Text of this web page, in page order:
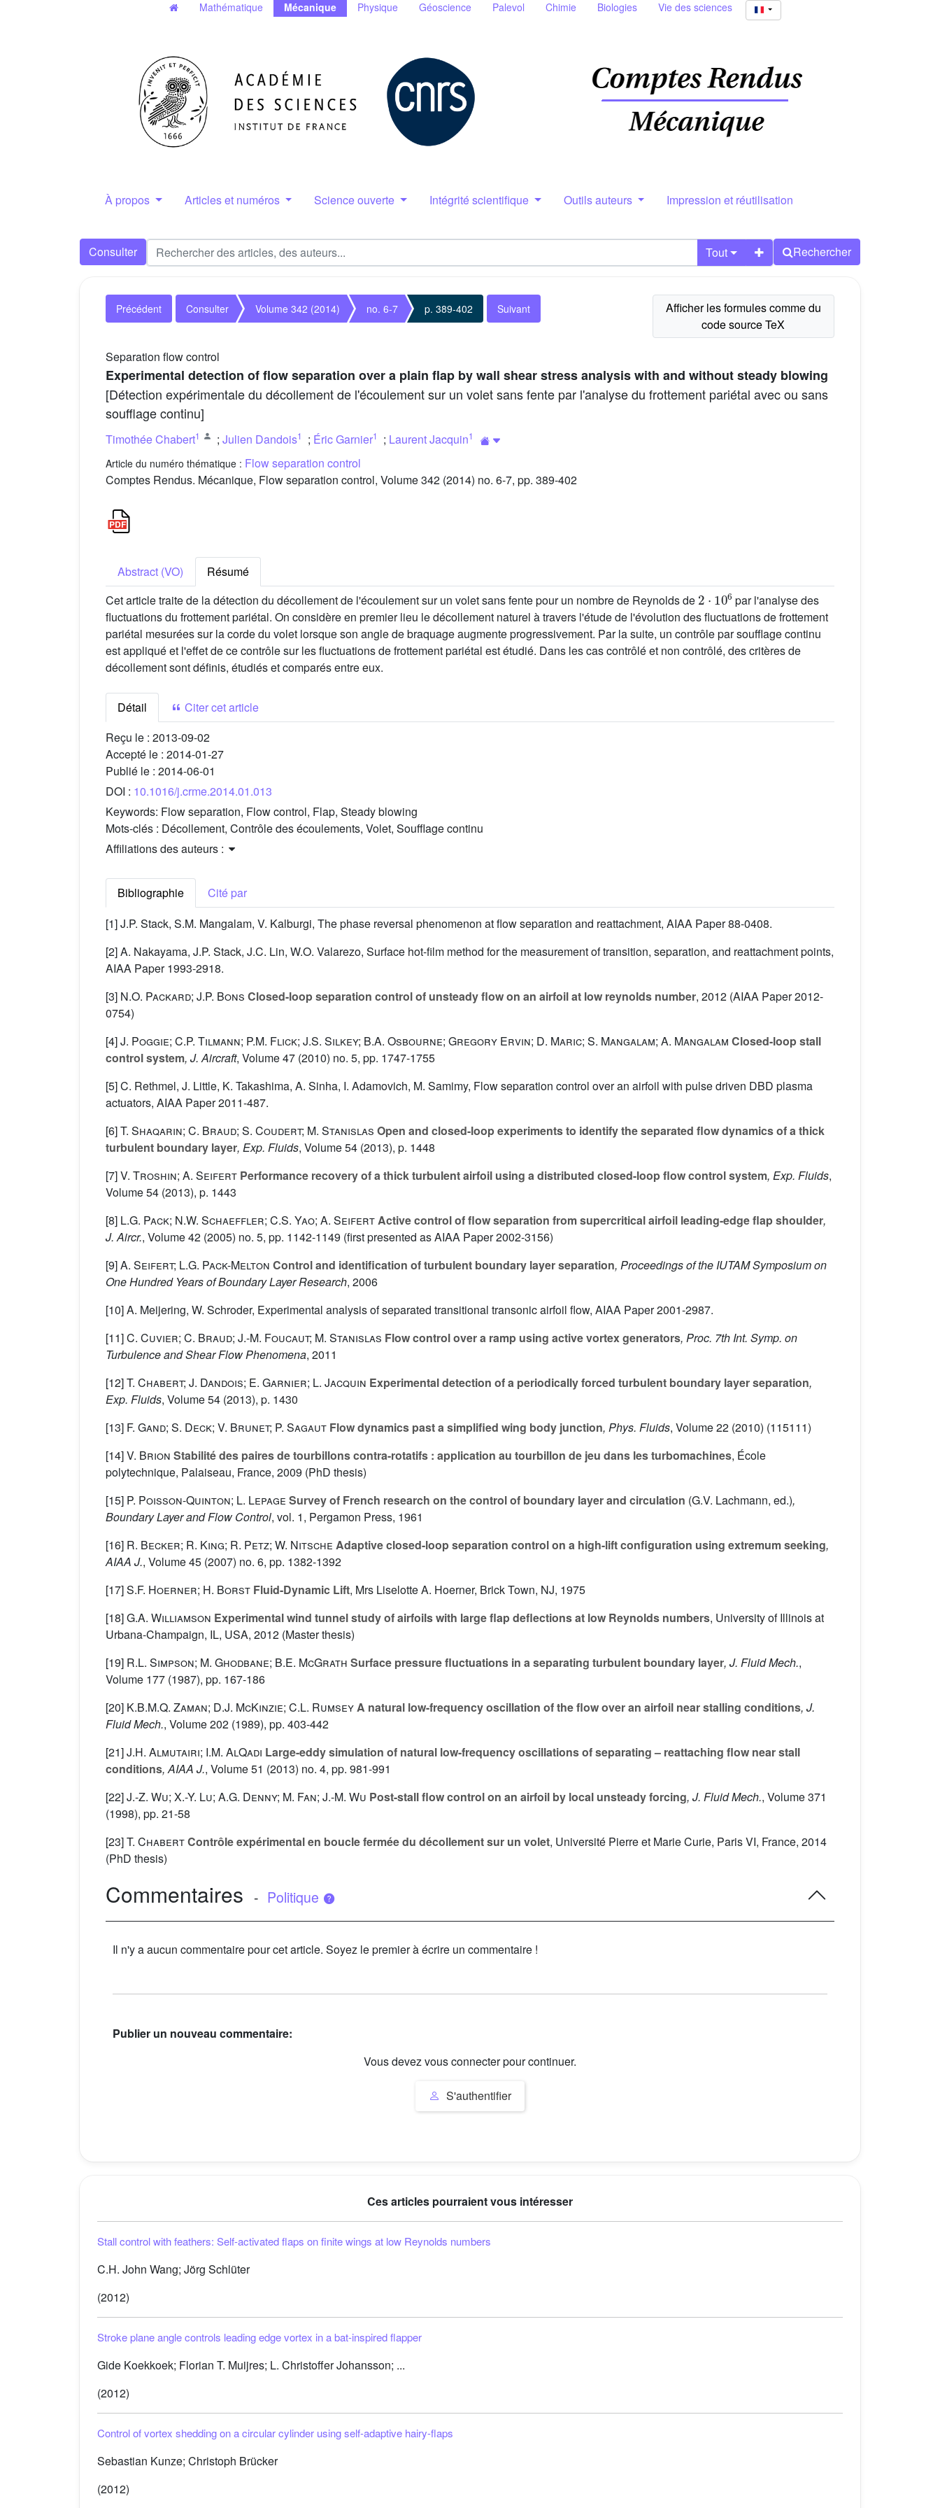
Mathématique Mécanique Physique Géoscience Palevol Chimie Biologies Vie des sciences
À propos Articles et numéros Science ouverte Intégrité scientifique Outils auteurs Impression et réutilisation
Consulter Tout Rechercher
Précédent Consulter Volume 342 (2014) no. 6-7 p. 389-402 Suivant
Separation flow control
Experimental detection of flow separation over a plain flap by wall shear stress analysis with and without steady blowing
[Détection expérimentale du décollement de l'écoulement sur un volet sans fente par l'analyse du frottement pariétal avec ou sans
soufflage continu]
Timothée Chabert1 ; Julien Dandois1 ; Éric Garnier1 ; Laurent Jacquin1
Article du numéro thématique : Flow separation control
Comptes Rendus. Mécanique, Flow separation control, Volume 342 (2014) no. 6-7, pp. 389-402
Abstract (VO)
Résumé
Cet article traite de la détection du décollement de l'écoulement sur un volet sans fente pour un nombre de Reynolds de
2⋅106
par l'analyse des
fluctuations du frottement pariétal. On considère en premier lieu le décollement naturel à travers l'étude de l'évolution des fluctuations de frottement
pariétal mesurées sur la corde du volet lorsque son angle de braquage augmente progressivement. Par la suite, un contrôle par soufflage continu
est appliqué et l'effet de ce contrôle sur les fluctuations de frottement pariétal est étudié. Dans les cas contrôlé et non contrôlé, des critères de
décollement sont définis, étudiés et comparés entre eux.
Détail
Citer cet article
Reçu le : 2013-09-02
Accepté le : 2014-01-27
Publié le : 2014-06-01
DOI : 10.1016/j.crme.2014.01.013
Keywords: Flow separation, Flow control, Flap, Steady blowing
Mots-clés : Décollement, Contrôle des écoulements, Volet, Soufflage continu
Affiliations des auteurs :
Bibliographie
Cité par
[1] J.P. Stack, S.M. Mangalam, V. Kalburgi, The phase reversal phenomenon at flow separation and reattachment, AIAA Paper 88-0408.
[2] A. Nakayama, J.P. Stack, J.C. Lin, W.O. Valarezo, Surface hot-film method for the measurement of transition, separation, and reattachment points,
AIAA Paper 1993-2918.
[3] N.O. Packard; J.P. Bons Closed-loop separation control of unsteady flow on an airfoil at low reynolds number, 2012 (AIAA Paper 2012-
0754)
[4]J. Poggie; C.P. Tilmann; P.M. Flick; J.S. Silkey; B.A. Osbourne; Gregory Ervin; D. Maric; S. Mangalam; A. Mangalam Closed-loop stall
control system, J. Aircraft, Volume 47 (2010) no. 5, pp. 1747-1755
[5] C. Rethmel, J. Little, K. Takashima, A. Sinha, I. Adamovich, M. Samimy, Flow separation control over an airfoil with pulse driven DBD plasma
actuators, AIAA Paper 2011-487.
[6]T. Shaqarin; C. Braud; S. Coudert; M. Stanislas Open and closed-loop experiments to identify the separated flow dynamics of a thick
turbulent boundary layer, Exp. Fluids, Volume 54 (2013), p. 1448
[7]V. Troshin; A. Seifert Performance recovery of a thick turbulent airfoil using a distributed closed-loop flow control system, Exp. Fluids,
Volume 54 (2013), p. 1443
[8] L.G. Pack; N.W. Schaeffler; C.S. Yao; A. SeifertActive control of flow separation from supercritical airfoil leading-edge flap shoulder,
J. Aircr., Volume 42 (2005) no. 5, pp. 1142-1149 (first presented as AIAA Paper 2002-3156)
[9]A. Seifert; L.G. Pack-Melton Control and identification of turbulent boundary layer separation, Proceedings of the IUTAM Symposium on
One Hundred Years of Boundary Layer Research, 2006
[10] A. Meijering, W. Schroder, Experimental analysis of separated transitional transonic airfoil flow, AIAA Paper 2001-2987.
[11]C. Cuvier; C. Braud; J.-M. Foucaut; M. Stanislas Flow control over a ramp using active vortex generators, Proc. 7th Int. Symp. on
Turbulence and Shear Flow Phenomena, 2011
[12]T. Chabert; J. Dandois; E. Garnier; L. Jacquin Experimental detection of a periodically forced turbulent boundary layer separation,
Exp. Fluids, Volume 54 (2013), p. 1430
[13] F. Gand; S. Deck; V. Brunet; P. Sagaut Flow dynamics past a simplified wing body junction, Phys. Fluids, Volume 22 (2010) (115111)
[14]V. Brion Stabilité des paires de tourbillons contra-rotatifs : application au tourbillon de jeu dans les turbomachines, École
polytechnique, Palaiseau, France, 2009 (PhD thesis)
[15] P. Poisson-Quinton; L. Lepage Survey of French research on the control of boundary layer and circulation (G.V. Lachmann, ed.),
Boundary Layer and Flow Control, vol. 1, Pergamon Press, 1961
[16] R. Becker; R. King; R. Petz; W. Nitsche Adaptive closed-loop separation control on a high-lift configuration using extremum seeking,
AIAA J., Volume 45 (2007) no. 6, pp. 1382-1392
[17]S.F. Hoerner; H. Borst Fluid-Dynamic Lift, Mrs Liselotte A. Hoerner, Brick Town, NJ, 1975
[18]G.A. Williamson Experimental wind tunnel study of airfoils with large flap deflections at low Reynolds numbers, University of Illinois at
Urbana-Champaign, IL, USA, 2012 (Master thesis)
[19] R.L. Simpson; M. Ghodbane; B.E. McGrath Surface pressure fluctuations in a separating turbulent boundary layer, J. Fluid Mech.,
Volume 177 (1987), pp. 167-186
[20] K.B.M.Q. Zaman; D.J. McKinzie; C.L. RumseyA natural low-frequency oscillation of the flow over an airfoil near stalling conditions, J.
Fluid Mech., Volume 202 (1989), pp. 403-442
[21]J.H. Almutairi; I.M. AlQadi Large-eddy simulation of natural low-frequency oscillations of separating – reattaching flow near stall
conditions, AIAA J., Volume 51 (2013) no. 4, pp. 981-991
[22]J.-Z. Wu; X.-Y. Lu; A.G. Denny; M. Fan; J.-M. Wu Post-stall flow control on an airfoil by local unsteady forcing, J. Fluid Mech., Volume 371
(1998), pp. 21-58
[23]T. ChabertContrôle expérimental en boucle fermée du décollement sur un volet, Université Pierre et Marie Curie, Paris VI, France, 2014
(PhD thesis)
Commentaires - Politique
Il n'y a aucun commentaire pour cet article. Soyez le premier à écrire un commentaire !
Publier un nouveau commentaire:
Vous devez vous connecter pour continuer.
S'authentifier
Ces articles pourraient vous intéresser
Stall control with feathers: Self-activated flaps on finite wings at low Reynolds numbers
C.H. John Wang; Jörg Schlüter
(2012)
Stroke plane angle controls leading edge vortex in a bat-inspired flapper
Gide Koekkoek; Florian T. Muijres; L. Christoffer Johansson; ...
(2012)
Control of vortex shedding on a circular cylinder using self-adaptive hairy-flaps
Sebastian Kunze; Christoph Brücker
(2012)